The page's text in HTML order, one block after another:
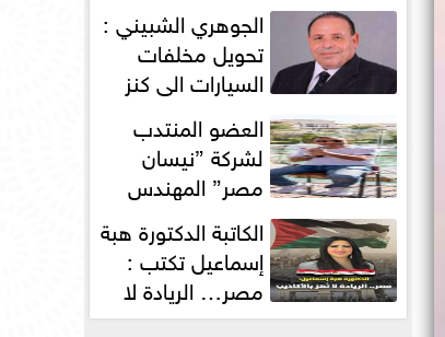
دورته الأولى الجوهري الشبيني :
تحويل مخلفات
السيارات الي كنز
بمليارات الدولارات
العضو المنتدب
لشركة ”نيسان
مصر” المهندس
محمد عبد الصمد:
2025 عامًا استثنائيًا... الكاتبة الدكتورة هبة
إسماعيل تكتب :
مصر… الريادة لا
تُهز بالأكاذيب